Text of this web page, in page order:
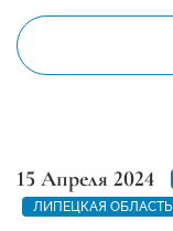
15 Апреля 2024
ЛИПЕЦКАЯ ОБЛАСТЬ